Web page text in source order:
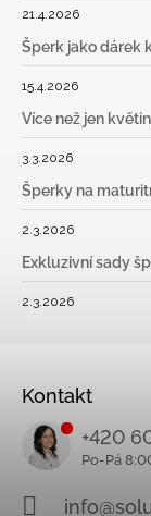
21.4.2026
Šperk jako dárek
15.4.2026
Více než jen
3.3.2026
Šperky na
2.3.2026
Exkluzivní sady
2.3.2026
Kontakt
+420